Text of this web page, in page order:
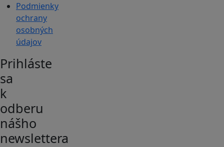
Podmienky
ochrany
osobných
údajov
Prihláste
sa
k
odberu
nášho
newslettera